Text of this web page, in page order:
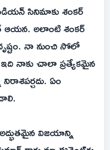
సినిమాకు శంకర్
ఆయన. అలాంటి శంకర్
నా నుంచి సోలో
ఇది నాకు చాలా ప్రత్యేకమైన
ఏం
విజయాన్ని